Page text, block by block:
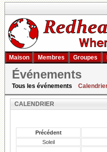
Maison Membres Groupes
Événements
Tous les événements
Événements
CALENDRIER
Précédent
Soleil